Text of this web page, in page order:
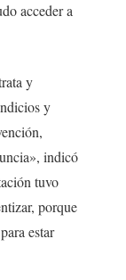
acceder a
y
y
indicó
tuvo
porque
estar